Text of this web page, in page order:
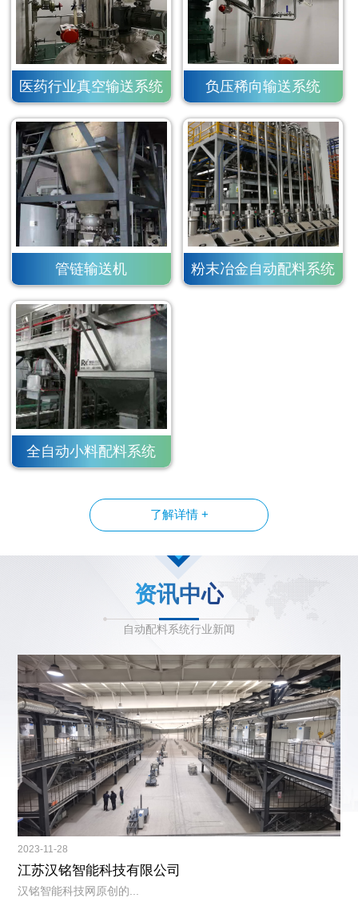
医药行业真空输送系统 负压稀向输送系统
管链输送机 粉末冶金自动配料系统
全自动小料配料系统
了解详情 +
资讯中心
自动配料系统行业新闻
2023-11-28
江苏汉铭智能科技有限公司
汉铭智能科技网原创的...